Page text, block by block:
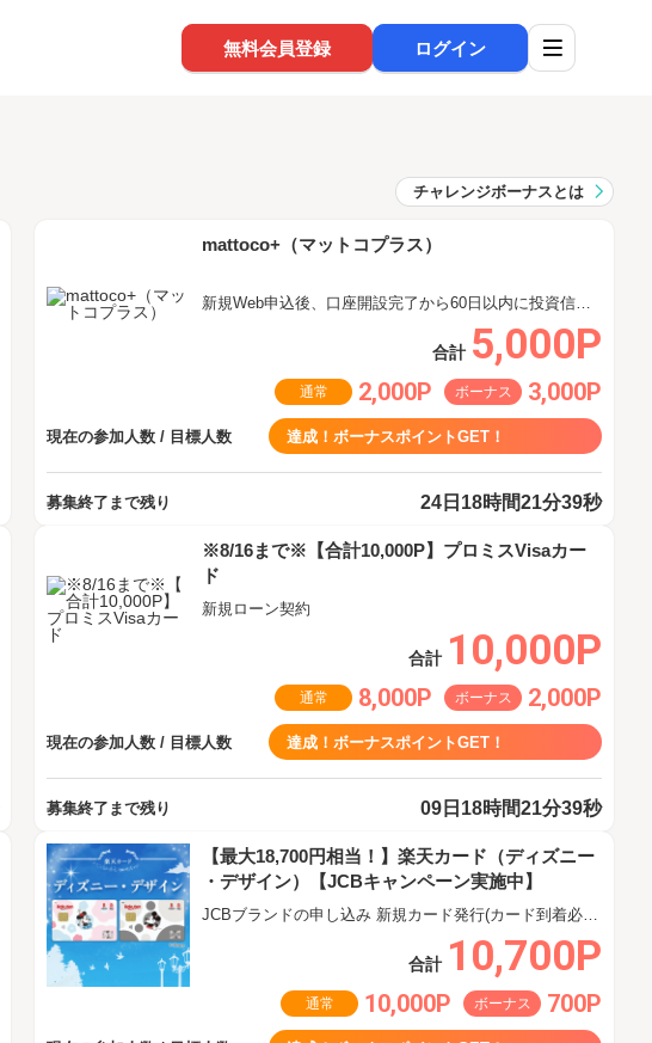
無料会員登録 ログイン
チャレンジボーナスとは
mattoco+（マットコプラス）
新規Web申込後、口座開設完了から60日以内に投資信託を5,000円以上購入
合計 5,000P
通常 2,000P ボーナス 3,000P
現在の参加人数 / 目標人数 達成！ボーナスポイントGET！
募集終了まで残り 24日18時間21分38秒
※8/16まで※【合計10,000P】プロミスVisaカー
ド
新規ローン契約
合計 10,000P
通常 8,000P ボーナス 2,000P
現在の参加人数 / 目標人数 達成！ボーナスポイントGET！
募集終了まで残り 09日18時間21分38秒
【最大18,700円相当！】楽天カード（ディズニー
・デザイン）【JCBキャンペーン実施中】
JCBブランドの申し込み 新規カード発行(カード到着必須)
合計 10,700P
通常 10,000P ボーナス 700P